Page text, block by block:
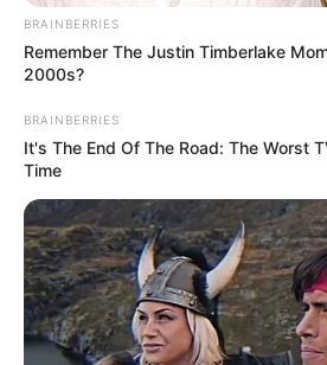
BAIXE A RECEITA GRÁTIS AQUI
BRAINBERRIES
Remember The Justin Timberlake
2000s?
BRAINBERRIES
It's The End Of The Road: The Worst
Time